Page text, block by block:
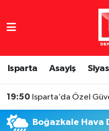
Isparta Asayiş
19:50 Isparta’da Özel
Boğazkale Hava
Isparta Nöbetçi
Isparta Hava Durumu